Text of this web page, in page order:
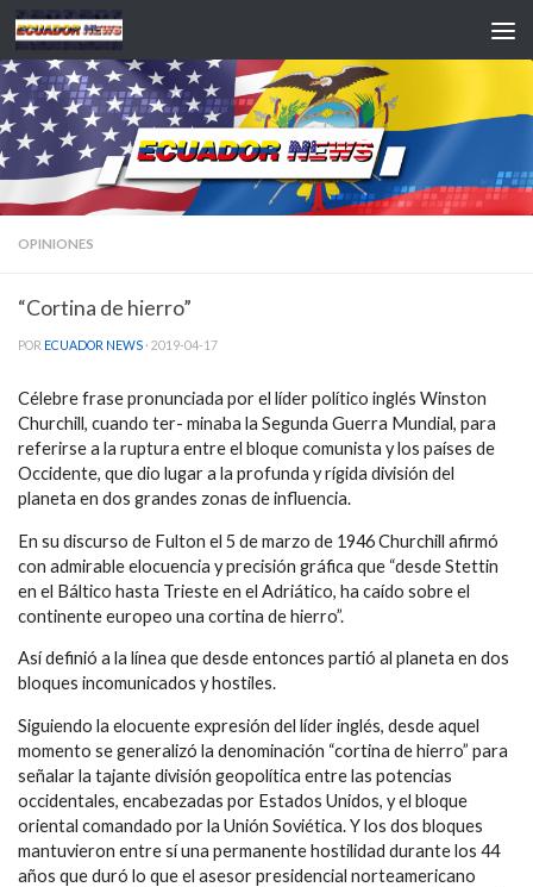
Saltar al contenido
OPINIONES
“Cortina de hierro”
POR ECUADOR NEWS · 2019-04-17
Célebre frase pronunciada por el líder político inglés Winston
Churchill, cuando ter- minaba la Segunda Guerra Mundial, para
referirse a la ruptura entre el bloque comunista y los países de
Occidente, que dio lugar a la profunda y rígida división del
planeta en dos grandes zonas de influencia.
En su discurso de Fulton el 5 de marzo de 1946 Churchill afirmó
con admirable elocuencia y precisión gráfica que “desde Stettin
en el Báltico hasta Trieste en el Adriático, ha caído sobre el
continente europeo una cortina de hierro”.
Así definió a la línea que desde entonces partió al planeta en dos
bloques incomunicados y hostiles.
Siguiendo la elocuente expresión del líder inglés, desde aquel
momento se generalizó la denominación “cortina de hierro” para
señalar la tajante división geopolítica entre las potencias
occidentales, encabezadas por Estados Unidos, y el bloque
oriental comandado por la Unión Soviética. Y los dos bloques
mantuvieron entre sí una permanente hostilidad durante los 44
años que duró lo que el asesor presidencial norteamericano